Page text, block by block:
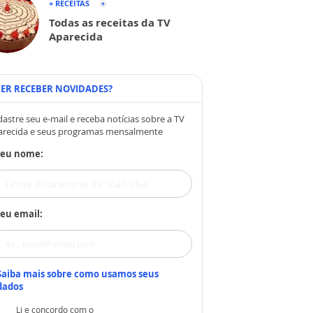
+ RECEITAS
Todas as receitas da TV
Aparecida
RECEBER NOVIDADES?
seu e-mail e receba notícias sobre a TV
e seus programas mensalmente
nome:
email:
mais sobre como usamos seus
Li e concordo com o